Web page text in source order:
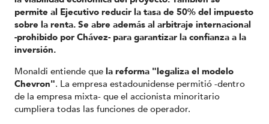
permite al Ejecutivo reducir la tasa de 50% del impuesto
sobre la renta. Se abre además al arbitraje internacional
-prohibido por Chávez- para garantizar la confianza a la
inversión.
Monaldi entiende que la reforma "legaliza el modelo
Chevron". La empresa estadounidense permitió -dentro
de la empresa mixta- que el accionista minoritario
cumpliera todas las funciones de operador.